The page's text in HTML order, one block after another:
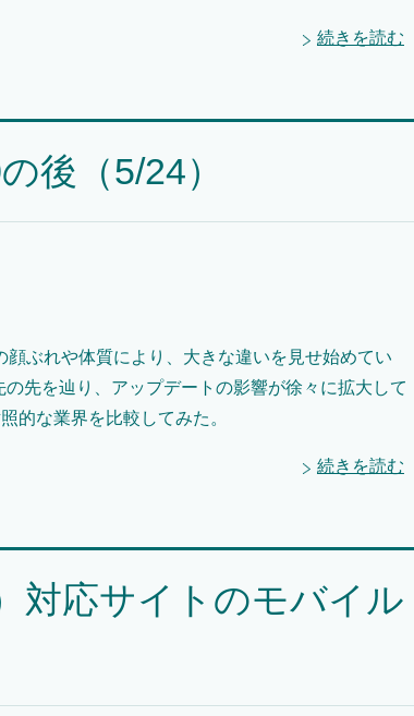
続きを読む
後（5/24）
ぶれや体質により、大きな違いを見せ始めてい
先を辿り、アップデートの影響が徐々に拡大して
的な業界を比較してみた。
続きを読む
対応サイトのモバイル